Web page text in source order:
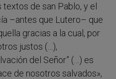
de san Pablo, y el
–antes que Lutero– que
gracias a la cual, por
justos (…),
del Señor” (…) es
de nosotros salvados»,